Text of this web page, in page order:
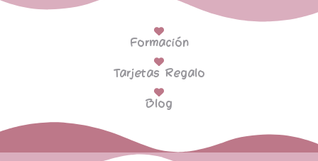
Formación
Tarjetas Regalo
Blog